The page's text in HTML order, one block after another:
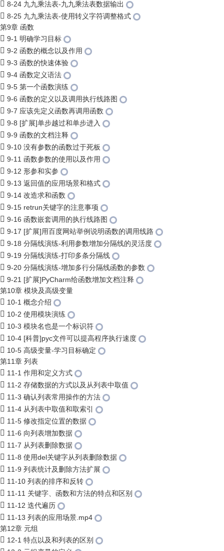
8-24 九九乘法表-九九乘法表数据输出
8-25 九九乘法表-使用转义字符调整格式
第9章 函数
9-1 明确学习目标
9-2 函数的概念以及作用
9-3 函数的快速体验
9-4 函数定义语法
9-5 第一个函数演练
9-6 函数的定义以及调用执行线路图
9-7 应该先定义函数再调用函数
9-8 [扩展]单步越过和单步进入
9-9 函数的文档注释
9-10 没有参数的函数过于死板
9-11 函数参数的使用以及作用
9-12 形参和实参
9-13 返回值的应用场景和格式
9-14 改造求和函数
9-15 retrun关键字的注意事项
9-16 函数嵌套调用的执行线路图
9-17 [扩展]用百度网站举例说明函数的调用线路
9-18 分隔线演练-利用参数增加分隔线的灵活度
9-19 分隔线演练-打印多条分隔线
9-20 分隔线演练-增加多行分隔线函数的参数
9-21 [扩展]PyCharm给函数增加文档注释
第10章 模块及高级变量
10-1 概念介绍
10-2 使用模块演练
10-3 模块名也是一个标识符
10-4 [科普]pyc文件可以提高程序执行速度
10-5 高级变量-学习目标确定
第11章 列表
11-1 作用和定义方式
11-2 存储数据的方式以及从列表中取值
11-3 确认列表常用操作的方法
11-4 从列表中取值和取索引
11-5 修改指定位置的数据
11-6 向列表增加数据
11-7 从列表删除数据
11-8 使用del关键字从列表删除数据
11-9 列表统计及删除方法扩展
11-10 列表的排序和反转
11-11 关键字、函数和方法的特点和区别
11-12 迭代遍历
11-13 列表的应用场景.mp4
第12章 元组
12-1 特点以及和列表的区别